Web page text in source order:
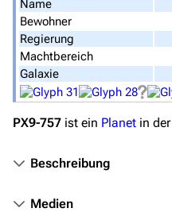
Objekte
Fanprojekte
Mitmachen
Name
Bewohner
Regierung
Machtbereich
Galaxie
PX9-757 ist ein Planet in der
Beschreibung
Medien